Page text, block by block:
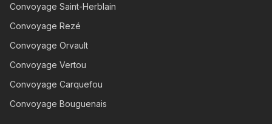
Convoyage Saint-Herblain
Convoyage Rezé
Convoyage Orvault
Convoyage Vertou
Convoyage Carquefou
Convoyage Bouguenais